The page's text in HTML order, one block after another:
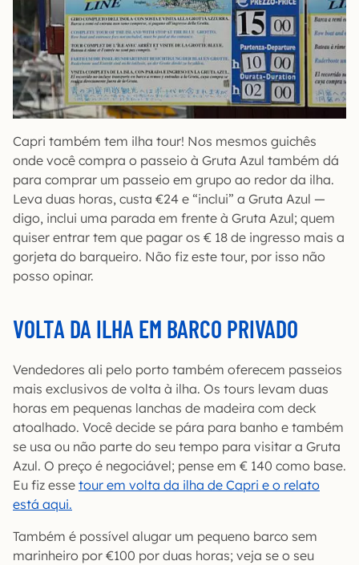
Capri também tem ilha tour! Nos mesmos guichês
onde você compra o passeio à Gruta Azul também dá
para comprar um passeio em grupo ao redor da ilha.
Leva duas horas, custa €24 e “inclui” a Gruta Azul —
digo, inclui uma parada em frente à Gruta Azul; quem
quiser entrar tem que pagar os € 18 de ingresso mais a
gorjeta do barqueiro. Não fiz este tour, por isso não
posso opinar.
VOLTA DA ILHA EM BARCO PRIVADO
Vendedores ali pelo porto também oferecem passeios
mais exclusivos de volta à ilha. Os tours levam duas
horas em pequenas lanchas de madeira com deck
atoalhado. Você decide se pára para banho e também
se usa ou não parte do seu tempo para visitar a Gruta
Azul. O preço é negociável; pense em € 140 como base.
Eu fiz esse tour em volta da ilha de Capri e o relato
está aqui.
Também é possível alugar um pequeno barco sem
marinheiro por €100 por duas horas; veja se o seu